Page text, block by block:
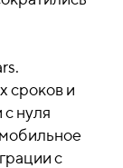
сроков и
нуля
с